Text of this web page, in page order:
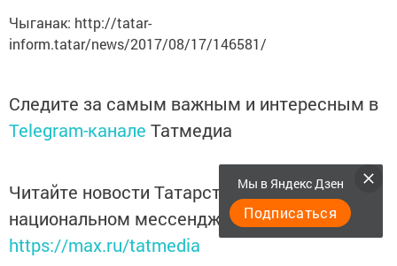
Чыганак: http://tatar-
inform.tatar/news/2017/08/17/146581/
Следите за самым важным и интересным в
Telegram-канале Татмедиа
Читайте новости Татарстана в
национальном мессенджере MАХ:
https://max.ru/tatmedia
Мы в Яндекс Дзен
Подписаться